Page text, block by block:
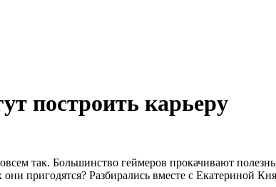
построить карьеру
так. Большинство геймеров прокачивают
пригодятся? Разбирались вместе с Екатериной